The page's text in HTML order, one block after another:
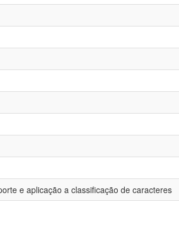
e aplicação a classificação de caracteres